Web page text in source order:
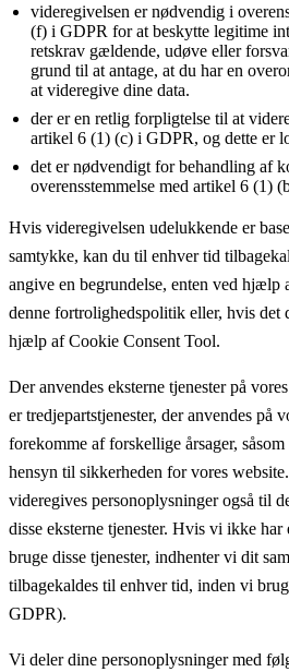
videregivelsen er nødvendig i
(f) i GDPR for at beskytte legitime
retskrav gældende, udøve eller
grund til at antage, at du har en
at videregive dine data.
der er en retlig forpligtelse til at
artikel 6 (1) (c) i GDPR, og dette er
det er nødvendigt for behandling af
overensstemmelse med artikel 6 (1)
Hvis videregivelsen udelukkende er
samtykke, kan du til enhver tid
angive en begrundelse, enten ved hjælp
denne fortrolighedspolitik eller, hvis det
hjælp af Cookie Consent Tool.
Der anvendes eksterne tjenester på
er tredjepartstjenester, der anvendes på
forekomme af forskellige årsager,
hensyn til sikkerheden for vores
videregives personoplysninger også til
disse eksterne tjenester. Hvis vi ikke har
bruge disse tjenester, indhenter vi dit
tilbagekaldes til enhver tid, inden vi
GDPR).
Vi deler dine personoplysninger med